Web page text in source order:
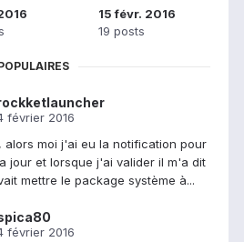
15 févr. 2016
19 posts
février 2016
alors moi j'ai eu la notification pour
jour et lorsque j'ai valider il m'a dit
mettre le package système à...
février 2016